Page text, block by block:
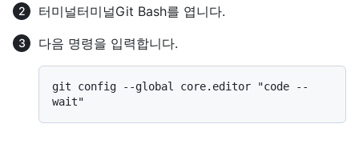
터미널터미널Git Bash를 엽니다.
다음 명령을 입력합니다.
git config --global core.editor "code --